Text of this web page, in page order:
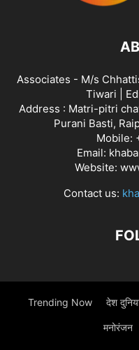
Associates - M/s
Tiwari |
Address : Matri-pitri
Purani Basti,
Mobile:
Email:
Website:
Contact us:
Trending Now देश
मनोरंजन